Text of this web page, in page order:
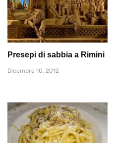
Presepi di sabbia a Rimini
Dicembre 10, 2012